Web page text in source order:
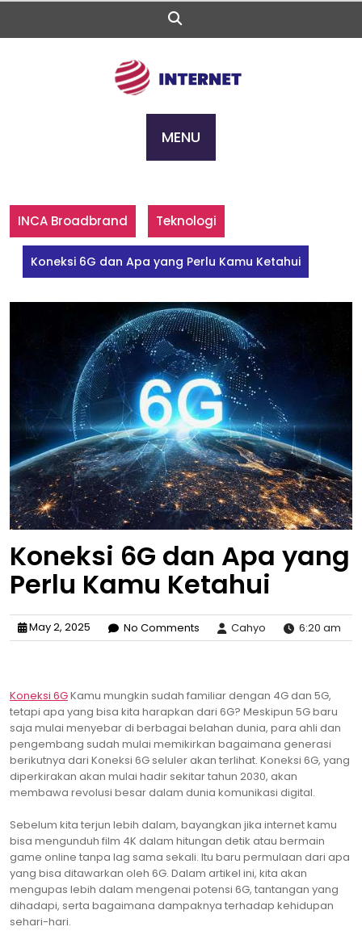
Skip
content
MENU
INCA Broadbrand Teknologi
Koneksi 6G dan Apa yang Perlu Kamu Ketahui
Koneksi 6G dan Apa yang
Perlu Kamu Ketahui
May 2, 2025 No Comments Cahyo 6:20 am
Koneksi 6GKamu mungkin sudah familiar dengan 4G dan 5G,
tetapi apa yang bisa kita harapkan dari 6G? Meskipun 5G baru
saja mulai menyebar di berbagai belahan dunia, para ahli dan
pengembang sudah mulai memikirkan bagaimana generasi
berikutnya dari Koneksi 6G seluler akan terlihat. Koneksi 6G, yang
diperkirakan akan mulai hadir sekitar tahun 2030, akan
membawa revolusi besar dalam dunia komunikasi digital.
Sebelum kita terjun lebih dalam, bayangkan jika internet kamu
bisa mengunduh film 4K dalam hitungan detik atau bermain
game online tanpa lag sama sekali. Itu baru permulaan dari apa
yang bisa ditawarkan oleh 6G. Dalam artikel ini, kita akan
mengupas lebih dalam mengenai potensi 6G, tantangan yang
dihadapi, serta bagaimana dampaknya terhadap kehidupan
sehari-hari.